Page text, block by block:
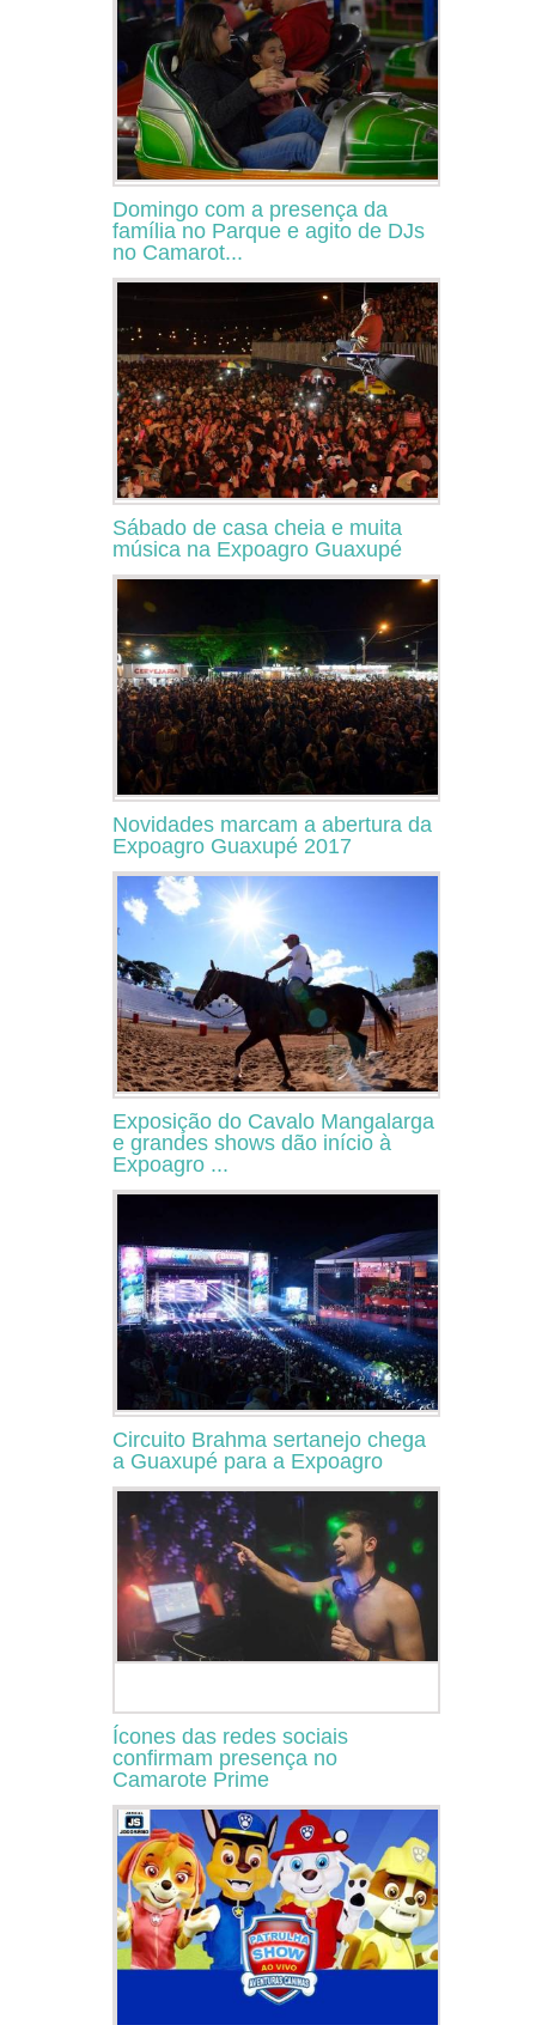
Domingo com a presença da
família no Parque e agito de DJs
no Camarot...
Sábado de casa cheia e muita
música na Expoagro Guaxupé
Novidades marcam a abertura da
Expoagro Guaxupé 2017
Exposição do Cavalo Mangalarga
e grandes shows dão início à
Expoagro ...
Circuito Brahma sertanejo chega
a Guaxupé para a Expoagro
Ícones das redes sociais
confirmam presença no
Camarote Prime